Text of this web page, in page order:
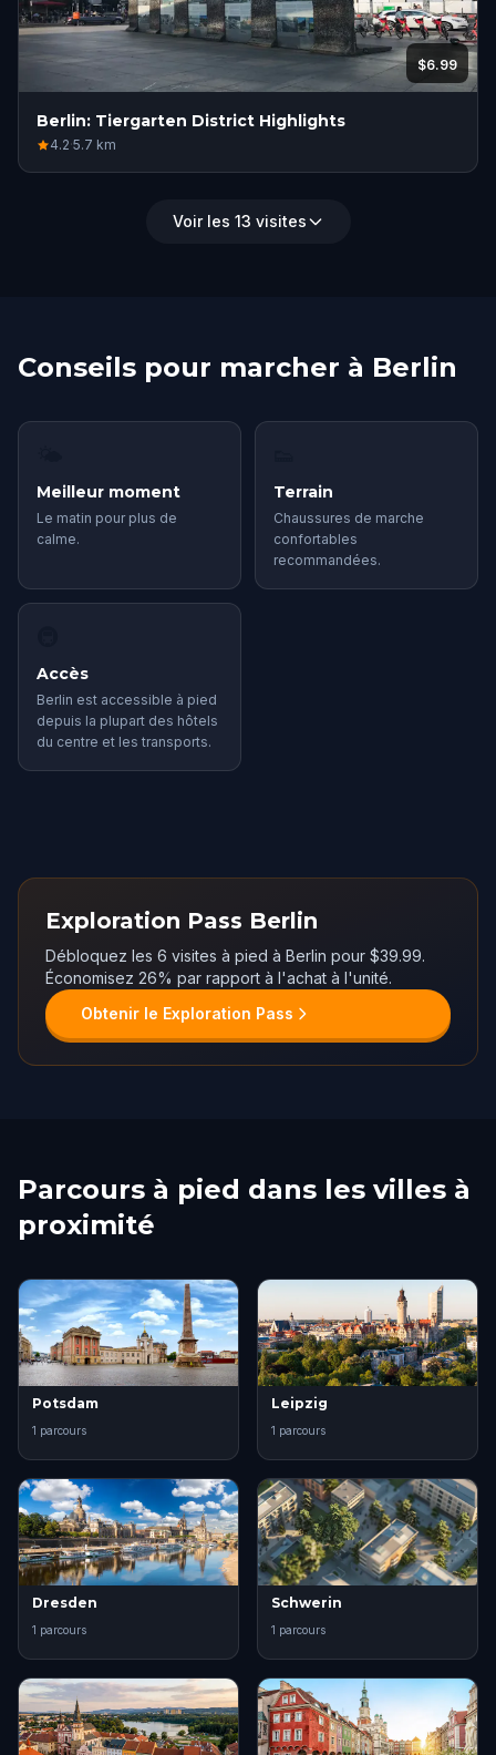
$6.99
Berlin: Tiergarten District Highlights
4.2·5.7 km
Voir les 13 visites
Conseils pour marcher à Berlin
Meilleur moment
Le matin pour plus de
calme.
Terrain
Chaussures de marche
confortables
recommandées.
Accès
Berlin est accessible à pied
depuis la plupart des hôtels
du centre et les transports.
Exploration Pass Berlin
Débloquez les 6 visites à pied à Berlin pour $39.99.
Économisez 26% par rapport à l'achat à l'unité.
Obtenir le Exploration Pass
Parcours à pied dans les villes à
proximité
Potsdam
1 parcours
Leipzig
1 parcours
Dresden
1 parcours
Schwerin
1 parcours